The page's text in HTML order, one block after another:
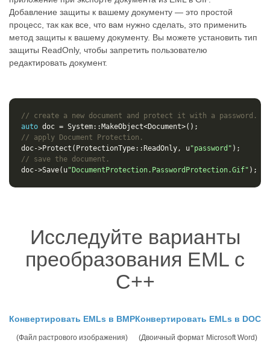
Добавление защиты к вашему документу — это простой
процесс, так как все, что вам нужно сделать, это применить
метод защиты к вашему документу. Вы можете установить тип
защиты ReadOnly, чтобы запретить пользователю
редактировать документ.
// create a new document and protect it with a password.
auto doc = System:: MakeObject<Document>();
// apply Document Protection.
doc->Protect ( ProtectionType:: ReadOnly, u"password" );
// save the document.
doc->Save( u"DocumentProtection.PasswordProtection.Gif" );
Исследуйте варианты
преобразования EML с
C++
Конвертировать EMLs в BMP
(Файл растрового изображения)
Конвертировать EMLs в DOC
(Двоичный формат Microsoft Word)